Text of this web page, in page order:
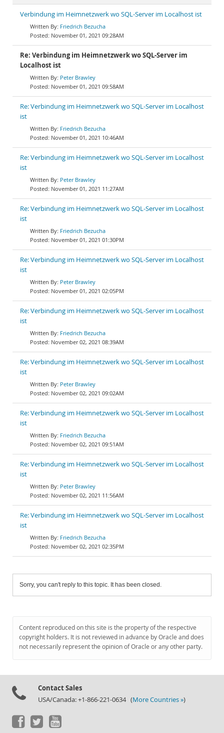
Verbindung im Heimnetzwerk wo SQL-Server im Localhost ist
Friedrich Bezucha
November 01, 2021 09:28AM
Re: Verbindung im Heimnetzwerk wo SQL-Server im
Localhost ist
Peter Brawley
November 01, 2021 09:58AM
Re: Verbindung im Heimnetzwerk wo SQL-Server im Localhost
ist
Friedrich Bezucha
November 01, 2021 10:46AM
Re: Verbindung im Heimnetzwerk wo SQL-Server im Localhost
ist
Peter Brawley
November 01, 2021 11:27AM
Re: Verbindung im Heimnetzwerk wo SQL-Server im Localhost
ist
Friedrich Bezucha
November 01, 2021 01:30PM
Re: Verbindung im Heimnetzwerk wo SQL-Server im Localhost
ist
Peter Brawley
November 01, 2021 02:05PM
Re: Verbindung im Heimnetzwerk wo SQL-Server im Localhost
ist
Friedrich Bezucha
November 02, 2021 08:39AM
Re: Verbindung im Heimnetzwerk wo SQL-Server im Localhost
ist
Peter Brawley
November 02, 2021 09:02AM
Re: Verbindung im Heimnetzwerk wo SQL-Server im Localhost
ist
Friedrich Bezucha
November 02, 2021 09:51AM
Re: Verbindung im Heimnetzwerk wo SQL-Server im Localhost
ist
Peter Brawley
November 02, 2021 11:56AM
Re: Verbindung im Heimnetzwerk wo SQL-Server im Localhost
ist
Friedrich Bezucha
November 02, 2021 02:35PM
Sorry, you can't reply to this topic. It has been closed.
Content reproduced on this site is the property of the respective
copyright holders. It is not reviewed in advance by Oracle and does
not necessarily represent the opinion of Oracle or any other party.
Contact Sales
USA/Canada: +1-866-221-0634 (More Countries »)